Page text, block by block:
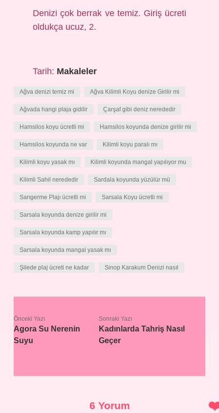
Denizi çok berrak ve temiz. Giriş ücreti
oldukça ucuz, 2.
Tarih: Makaleler
Ağva denizi temiz mi Ağva Kilimli Koyu denize Girilir mi
Ağvada hangi plaja gidilir Çarşaf gibi deniz nerededir
Hamsilos koyu ücretli mi Hamsilos koyunda denize girilir mi
Hamsilos koyunda ne var Kilimli koyu paralı mı
Kilimli koyu yasak mı Kilimli koyunda mangal yapılıyor mu
Kilimli Sahil nerededir Sardala koyunda yüzülür mü
Sarıgerme Plajı ücretli mi Sarsala Koyu ücretli mi
Sarsala koyunda denize girilir mi
Sarsala koyunda kamp yapılır mı
Sarsala koyunda mangal yasak mı
Şilede plaj ücreti ne kadar Sinop Karakum Denizi nasıl
Önceki Yazı
Agora Su Nerenin
Suyu
Sonraki Yazı
Kadınlarda Tahriş Nasıl
Geçer
6 Yorum